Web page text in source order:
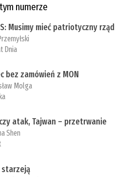
numerze
Musimy mieć patriotyczny rząd
Dnia
bez zamówień z MON
Molga
atak, Tajwan – przetrwanie
Shen
starzeją